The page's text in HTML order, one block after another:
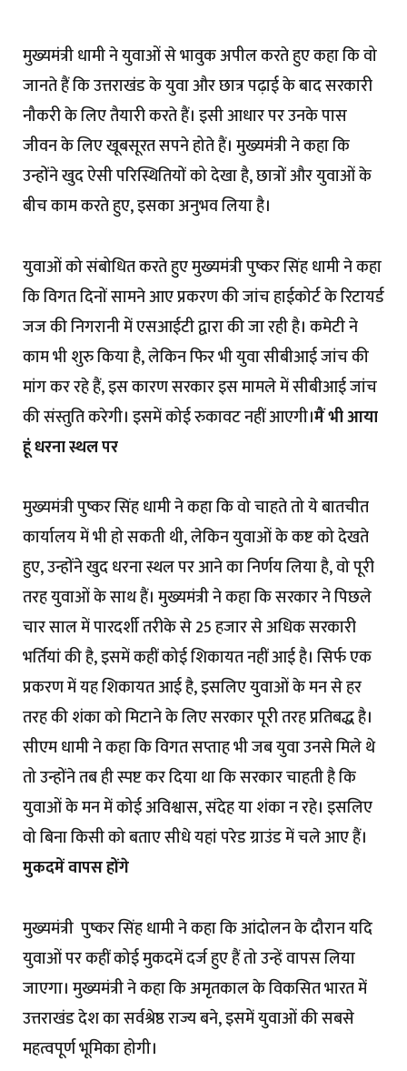
मुख्यमंत्री धामी ने युवाओं से भावुक अपील करते हुए कहा कि वो
जानते हैं कि उत्तराखंड के युवा और छात्र पढ़ाई के बाद सरकारी
नौकरी के लिए तैयारी करते हैं। इसी आधार पर उनके पास
जीवन के लिए खूबसूरत सपने होते हैं। मुख्यमंत्री ने कहा कि
उन्होंने खुद ऐसी परिस्थितियों को देखा है, छात्रों और युवाओं के
बीच काम करते हुए, इसका अनुभव लिया है।
युवाओं को संबोधित करते हुए मुख्यमंत्री पुष्कर सिंह धामी ने कहा
कि विगत दिनों सामने आए प्रकरण की जांच हाईकोर्ट के रिटायर्ड
जज की निगरानी में एसआईटी द्वारा की जा रही है। कमेटी ने
काम भी शुरु किया है, लेकिन फिर भी युवा सीबीआई जांच की
मांग कर रहे हैं, इस कारण सरकार इस मामले में सीबीआई जांच
की संस्तुति करेगी। इसमें कोई रुकावट नहीं आएगी।मैं भी आया
हूं धरना स्थल पर
मुख्यमंत्री पुष्कर सिंह धामी ने कहा कि वो चाहते तो ये बातचीत
कार्यालय में भी हो सकती थी, लेकिन युवाओं के कष्ट को देखते
हुए, उन्होंने खुद धरना स्थल पर आने का निर्णय लिया है, वो पूरी
तरह युवाओं के साथ हैं। मुख्यमंत्री ने कहा कि सरकार ने पिछले
चार साल में पारदर्शी तरीके से 25 हजार से अधिक सरकारी
भर्तियां की है, इसमें कहीं कोई शिकायत नहीं आई है। सिर्फ एक
प्रकरण में यह शिकायत आई है, इसलिए युवाओं के मन से हर
तरह की शंका को मिटाने के लिए सरकार पूरी तरह प्रतिबद्ध है।
सीएम धामी ने कहा कि विगत सप्ताह भी जब युवा उनसे मिले थे
तो उन्होंने तब ही स्पष्ट कर दिया था कि सरकार चाहती है कि
युवाओं के मन में कोई अविश्वास, संदेह या शंका न रहे। इसलिए
वो बिना किसी को बताए सीधे यहां परेड ग्राउंड में चले आए हैं।
मुकदमें वापस होंगे
मुख्यमंत्री पुष्कर सिंह धामी ने कहा कि आंदोलन के दौरान यदि
युवाओं पर कहीं कोई मुकदमें दर्ज हुए हैं तो उन्हें वापस लिया
जाएगा। मुख्यमंत्री ने कहा कि अमृतकाल के विकसित भारत में
उत्तराखंड देश का सर्वश्रेष्ठ राज्य बने, इसमें युवाओं की सबसे
महत्वपूर्ण भूमिका होगी।